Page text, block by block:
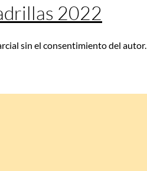
2022
sin el consentimiento del autor.